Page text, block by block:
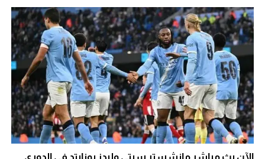
الآن بث مباشر مانشستر سيتي وليدز يونايتد في الدوري